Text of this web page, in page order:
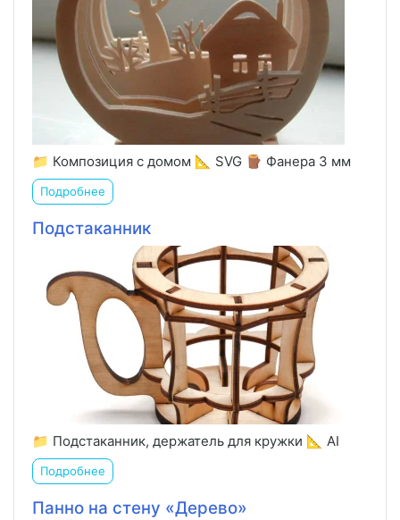
📁 Композиция с домом 📐 SVG 🪵 Фанера 3 мм
Подробнее
Подстаканник
📁 Подстаканник, держатель для кружки 📐 AI
Подробнее
Панно на стену «Дерево»